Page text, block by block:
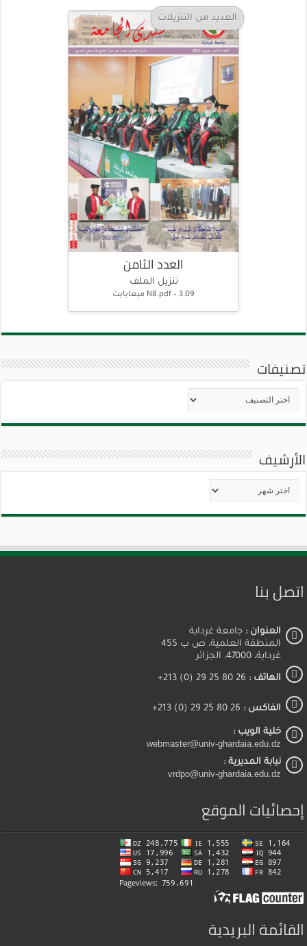
العديد من التنزيلات
العدد الثامن
تنزيل الملف
N8.pdf – 3.09 ميغابايت
تصنيفات
الأرشيف
اتصل بنا
العنوان : جامعة غرداية
المنطقة العلمية، ص ب 455
غرداية، 47000، الجزائر
الهاتف :
الفاكس :
خلية الويب :
webmaster@univ-ghardaia.edu.dz
نيابة المديرية :
vrdpo@univ-ghardaia.edu.dz
إحصائيات الموقع
القائمة البريدية